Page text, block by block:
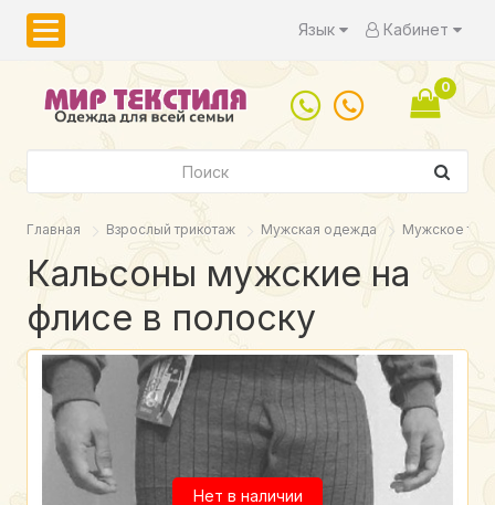
Язык Кабинет
0
Главная Взрослый трикотаж Мужская одежда Мужское
Кальсоны мужские на
флисе в полоску
Нет в наличии